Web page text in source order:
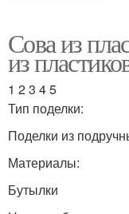
Сова из
из
1 2 3 4 5
Тип поделки:
Поделки из
Материалы:
Бутылки